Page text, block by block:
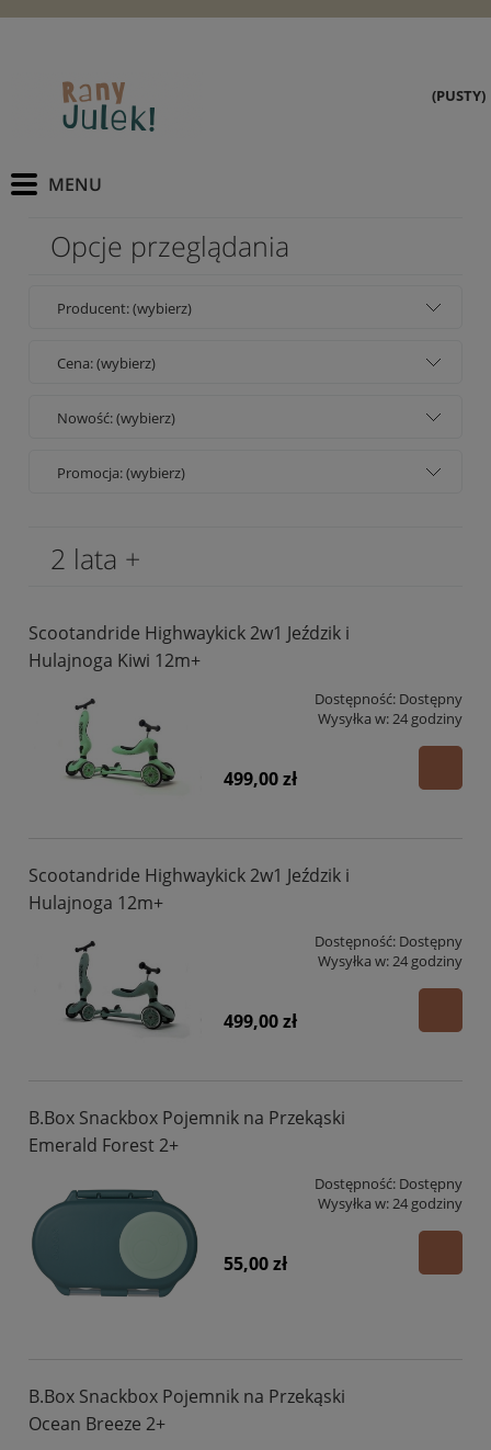
(PUSTY)
Opcje przeglądania
Producent: (wybierz)
Cena: (wybierz)
Nowość: (wybierz)
Promocja: (wybierz)
2 lata +
Scootandride Highwaykick 2w1 Jeździk i
Hulajnoga Kiwi 12m+
Dostępność: Dostępny
Wysyłka w:24 godziny
499,00 zł
Scootandride Highwaykick 2w1 Jeździk i
Hulajnoga 12m+
Dostępność: Dostępny
Wysyłka w:24 godziny
499,00 zł
B.Box Snackbox Pojemnik na Przekąski
Emerald Forest 2+
Dostępność: Dostępny
Wysyłka w: 24 godziny
55,00 zł
B.Box Snackbox Pojemnik na Przekąski
Ocean Breeze 2+